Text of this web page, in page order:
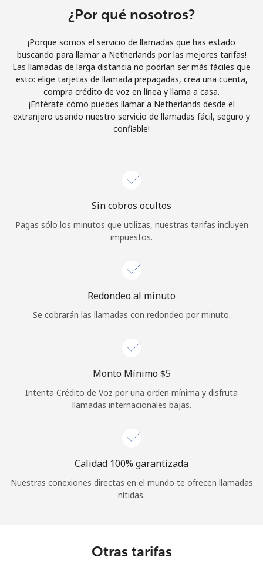
Iniciar Sesión
o
Continuar con
¿Por qué nosotros?
¡Porque somos el servicio de llamadas que has estado
buscando para llamar a Netherlands por las mejores tarifas!
Las llamadas de larga distancia no podrían ser más fáciles que
esto: elige tarjetas de llamada prepagadas, crea una cuenta,
compra crédito de voz en línea y llama a casa.
¡Entérate cómo puedes llamar a Netherlands desde el
extranjero usando nuestro servicio de llamadas fácil, seguro y
confiable!
Sin cobros ocultos
Pagas sólo los minutos que utilizas, nuestras tarifas incluyen
impuestos.
Redondeo al minuto
Se cobrarán las llamadas con redondeo por minuto.
Monto Mínimo ⁦$5⁩
Intenta Crédito de Voz por una orden mínima y disfruta
llamadas internacionales bajas.
Calidad 100% garantizada
Nuestras conexiones directas en el mundo te ofrecen llamadas
nítidas.
Otras tarifas